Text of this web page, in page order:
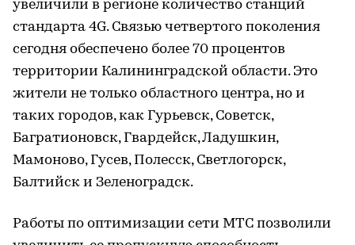
увеличили в регионе количество станций
стандарта 4G. Связью четвертого поколения
сегодня обеспечено более 70 процентов
территории Калининградской области. Это
жители не только областного центра, но и
таких городов, как Гурьевск, Советск,
Багратионовск, Гвардейск, Ладушкин,
Мамоново, Гусев, Полесск, Светлогорск,
Балтийск и Зеленоградск.
Работы по оптимизации сети МТС позволили